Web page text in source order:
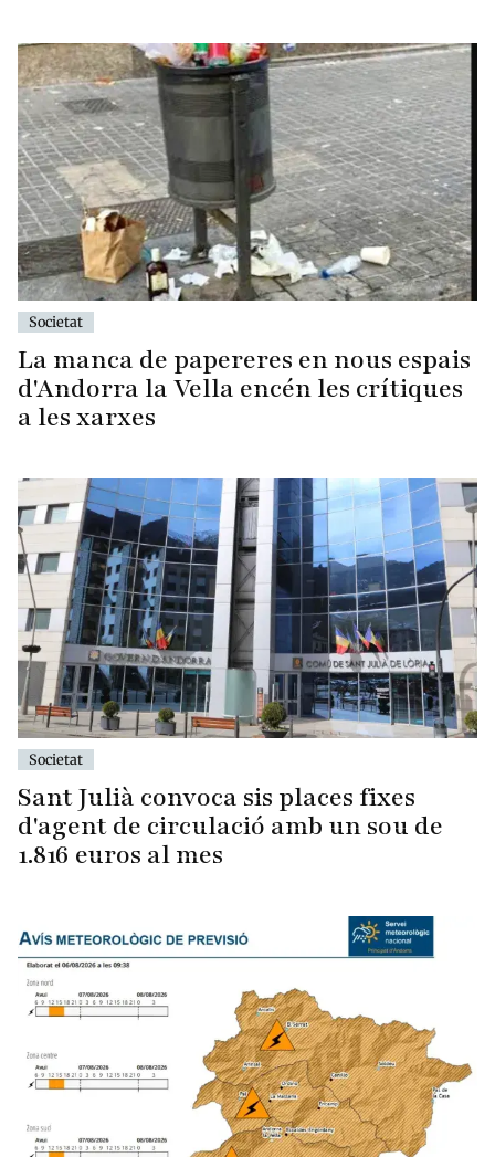
Societat
La manca de papereres en nous espais
d'Andorra la Vella encén les crítiques
a les xarxes
Societat
Sant Julià convoca sis places fixes
d'agent de circulació amb un sou de
1.816 euros al mes